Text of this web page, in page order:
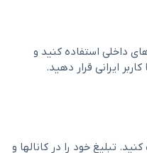
داخلی استفاده کنید و
ایرانی قرار دهید.
تبليغ خود را در كانالها و